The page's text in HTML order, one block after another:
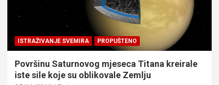
ISTRAŽIVANJE SVEMIRA PROPUŠTENO
Površinu Saturnovog mjeseca Titana kreirale
iste sile koje su oblikovale Zemlju